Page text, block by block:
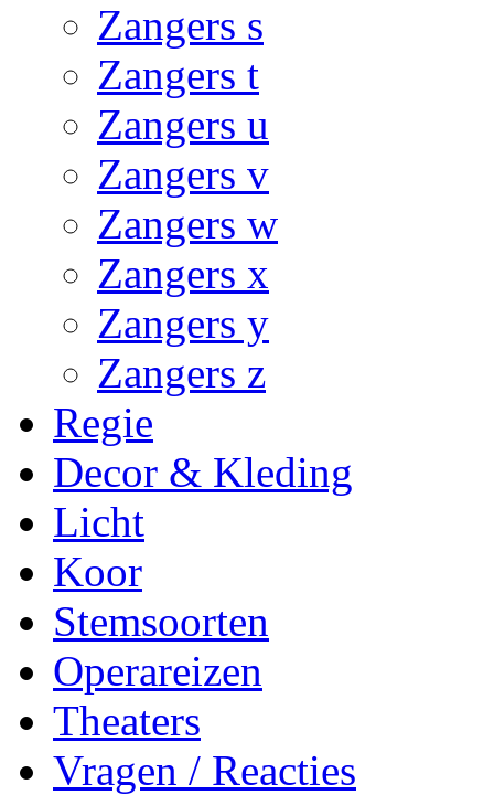
Zangers s
Zangers t
Zangers u
Zangers v
Zangers w
Zangers x
Zangers y
Zangers z
Regie
Decor & Kleding
Licht
Koor
Stemsoorten
Operareizen
Theaters
Vragen / Reacties